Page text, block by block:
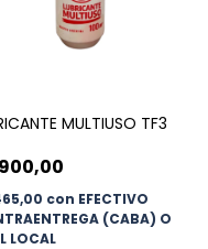
MULTIUSO TF3
con EFECTIVO
(CABA) O
LOCAL